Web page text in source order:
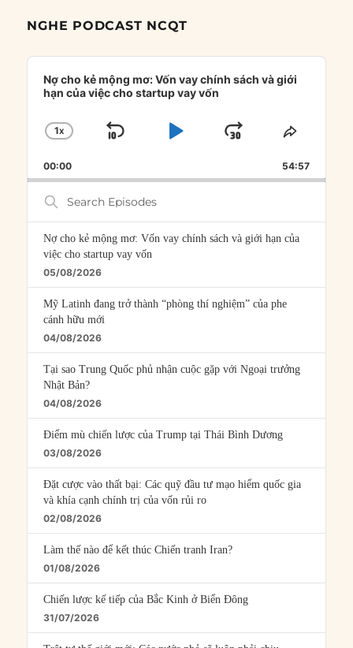
NGHE PODCAST NCQT
Audio
Player
Nợ cho kẻ mộng mơ: Vốn vay chính sách và giới
hạn của việc cho startup vay vốn
CHANGE
RATE
1X
SKIP
PLAYJUMP
FORWARD
SHARE
00:00 54:57
Search
Episodes
Nợ cho kẻ mộng mơ: Vốn vay chính sách và giới hạn của
việc cho startup vay vốn
05/08/2026
Mỹ Latinh đang trở thành “phòng thí nghiệm” của phe
cánh hữu mới
04/08/2026
Tại sao Trung Quốc phủ nhận cuộc gặp với Ngoại trưởng
Nhật Bản?
04/08/2026
Điểm mù chiến lược của Trump tại Thái Bình Dương
03/08/2026
Đặt cược vào thất bại: Các quỹ đầu tư mạo hiểm quốc gia
và khía cạnh chính trị của vốn rủi ro
02/08/2026
Làm thế nào để kết thúc Chiến tranh Iran?
01/08/2026
Chiến lược kế tiếp của Bắc Kinh ở Biển Đông
31/07/2026